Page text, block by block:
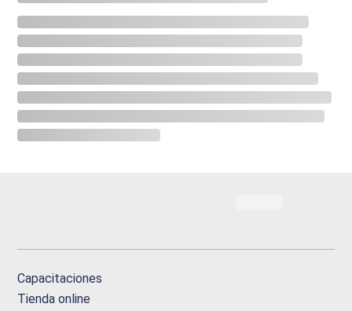
Capacitaciones
Tienda online